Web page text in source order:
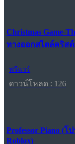
Christmas Game-
ทางออกสไตล์คริส
ฟรีแวร์
ดาวน์โหลด : 126
Professor Piano (
Roblox)